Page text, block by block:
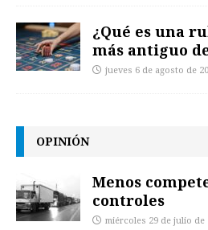
¿Qué es una
más antiguo
jueves 6 de agosto de
OPINIÓN
Menos
controles
miércoles 29 de julio de